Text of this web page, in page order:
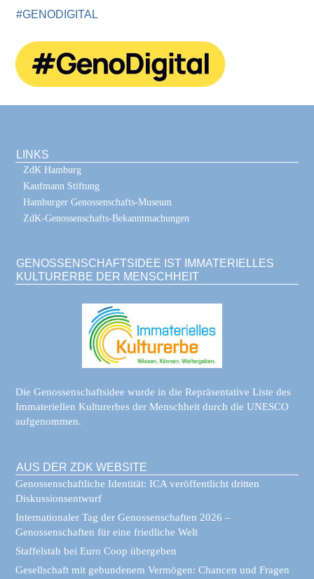
#GENODIGITAL
LINKS
ZdK Hamburg
Kaufmann Stiftung
Hamburger Genossenschafts-Museum
ZdK-Genossenschafts-Bekanntmachungen
GENOSSENSCHAFTSIDEE IST IMMATERIELLES
KULTURERBE DER MENSCHHEIT
Die Genossenschaftsidee wurde in die Repräsentative Liste des
Immateriellen Kulturerbes der Menschheit durch die UNESCO
aufgenommen.
AUS DER ZDK WEBSITE
Genossenschaftliche Identität: ICA veröffentlicht dritten
Diskussionsentwurf
Internationaler Tag der Genossenschaften 2026 –
Genossenschaften für eine friedliche Welt
Staffelstab bei Euro Coop übergeben
Gesellschaft mit gebundenem Vermögen: Chancen und Fragen